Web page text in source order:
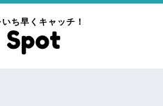
ち早くキャッチ！